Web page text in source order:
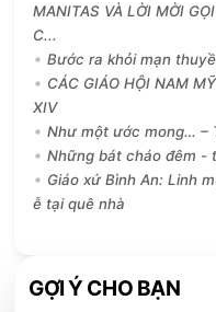
MANITAS VÀ LỜI MỜI
C...
Bước ra khỏi mạn
CÁC GIÁO HỘI NAM
XIV
Như một ước mong… –
Những bát cháo đêm -
Giáo xứ Bình An: Linh
ễ tại quê nhà
GỢI Ý CHO BẠN